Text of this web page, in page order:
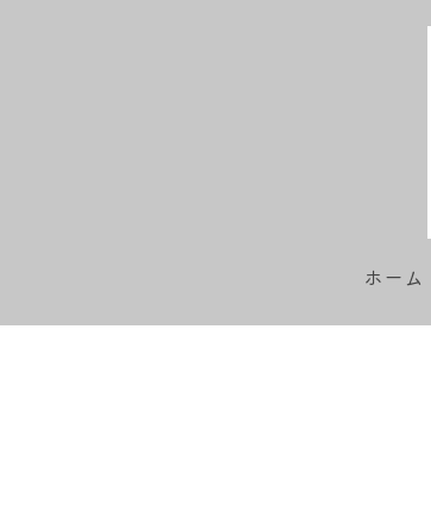
ホーム